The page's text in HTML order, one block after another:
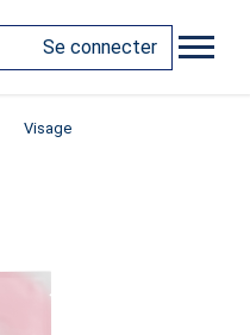
Se connecter
Visage